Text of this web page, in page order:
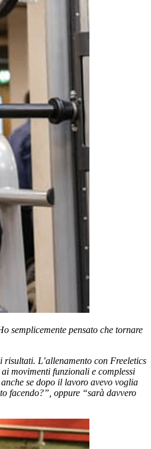
semplicemente pensato che tornare
L’allenamento con Freeletics
movimenti funzionali e complessi
se dopo il lavoro avevo voglia
facendo?”, oppure “sarà davvero